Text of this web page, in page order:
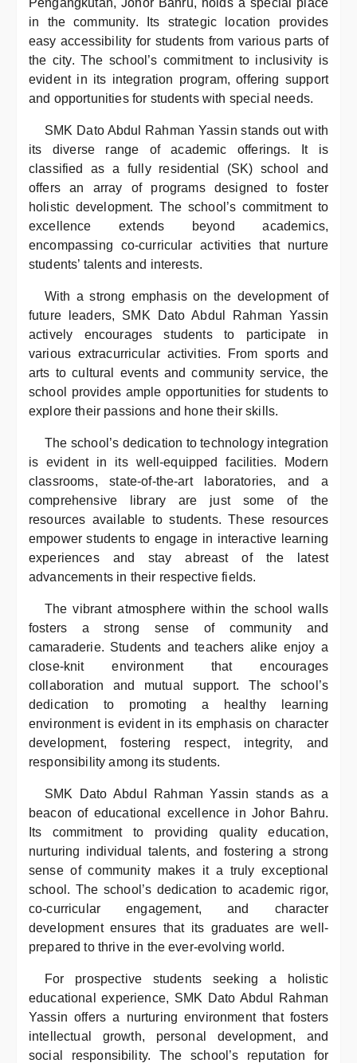
Pengangkutan, Johor Bahru, holds a special place
in the community. Its strategic location provides
easy accessibility for students from various parts of
the city. The school’s commitment to inclusivity is
evident in its integration program, offering support
and opportunities for students with special needs.
SMK Dato Abdul Rahman Yassin stands out with
its diverse range of academic offerings. It is
classified as a fully residential (SK) school and
offers an array of programs designed to foster
holistic development. The school’s commitment to
excellence extends beyond academics,
encompassing co-curricular activities that nurture
students’ talents and interests.
With a strong emphasis on the development of
future leaders, SMK Dato Abdul Rahman Yassin
actively encourages students to participate in
various extracurricular activities. From sports and
arts to cultural events and community service, the
school provides ample opportunities for students to
explore their passions and hone their skills.
The school’s dedication to technology integration
is evident in its well-equipped facilities. Modern
classrooms, state-of-the-art laboratories, and a
comprehensive library are just some of the
resources available to students. These resources
empower students to engage in interactive learning
experiences and stay abreast of the latest
advancements in their respective fields.
The vibrant atmosphere within the school walls
fosters a strong sense of community and
camaraderie. Students and teachers alike enjoy a
close-knit environment that encourages
collaboration and mutual support. The school’s
dedication to promoting a healthy learning
environment is evident in its emphasis on character
development, fostering respect, integrity, and
responsibility among its students.
SMK Dato Abdul Rahman Yassin stands as a
beacon of educational excellence in Johor Bahru.
Its commitment to providing quality education,
nurturing individual talents, and fostering a strong
sense of community makes it a truly exceptional
school. The school’s dedication to academic rigor,
co-curricular engagement, and character
development ensures that its graduates are well-
prepared to thrive in the ever-evolving world.
For prospective students seeking a holistic
educational experience, SMK Dato Abdul Rahman
Yassin offers a nurturing environment that fosters
intellectual growth, personal development, and
social responsibility. The school’s reputation for